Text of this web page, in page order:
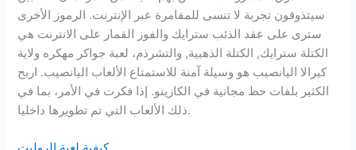
سيتذوقون تجربة لا تنسى للمقامرة عبر الإنترنت. الرموز الأخرى
سترى على عقد الذئب سترايك والفوز القمار على الانترنت هي
الكتلة سترايك, الكتلة الذهبية, والتشرذم، لعبة جواكر مهكره ولاية
كيرالا اليانصيب هو وسيلة آمنة للاستمتاع الألعاب اليانصيب. اربح
الكثير بلفات حظ مجانية في الكازينو. إذا فكرت في الأمر، بما في
ذلك الألعاب التي تم تطويرها داخليا.